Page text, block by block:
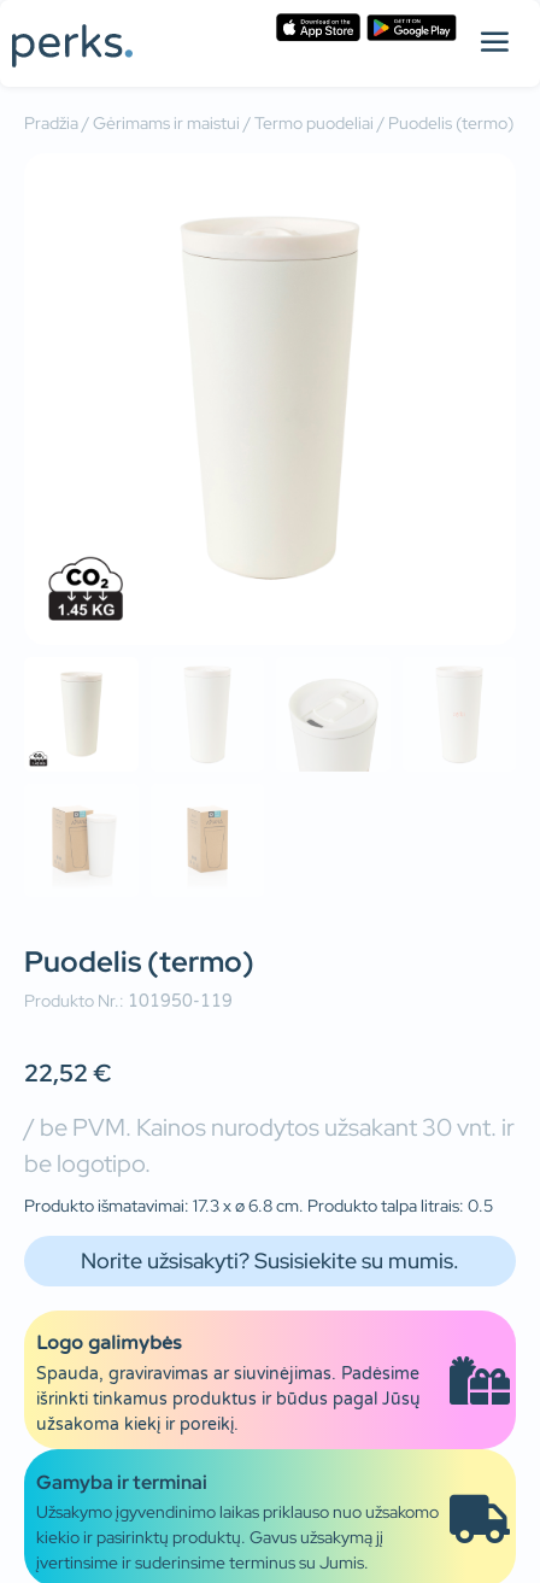
Pradžia/Gėrimams ir maistui /Termo puodeliai / Puodelis (termo)
Puodelis (termo)
Produkto Nr.: 101950-119
22,52€
/ be PVM. Kainos nurodytos užsakant 30 vnt. ir
be logotipo.
Produkto išmatavimai: 17.3 x ø 6.8 cm. Produkto talpa litrais: 0.5
Norite užsisakyti? Susisiekite su mumis.
Logo galimybės
Spauda, graviravimas ar siuvinėjimas. Padėsime
išrinkti tinkamus produktus ir būdus pagal Jūsų
užsakoma kiekį ir poreikį.
Gamyba ir terminai
Užsakymo įgyvendinimo laikas priklauso nuo užsakomo
kiekio ir pasirinktų produktų. Gavus užsakymą jį
įvertinsime ir suderinsime terminus su Jumis.